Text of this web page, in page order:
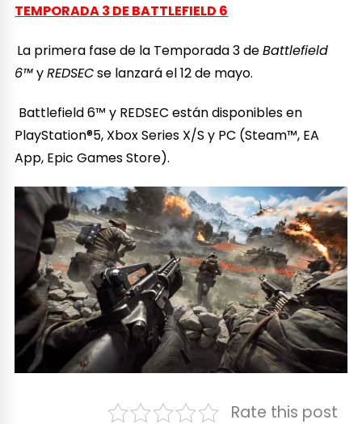
TEMPORADA 3 DE BATTLEFIELD 6
La primera fase de la Temporada 3 deBattlefield
6™yREDSECse lanzará el 12 de mayo.
Battlefield 6™ y REDSEC están disponibles en
PlayStation®5, Xbox Series X/S y PC (Steam™, EA
App, Epic Games Store).
Rate this post